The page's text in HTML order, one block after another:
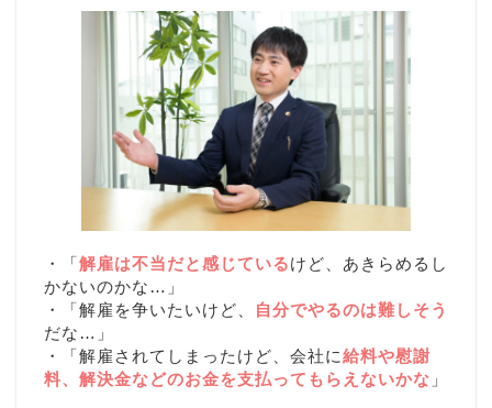
・「解雇は不当だと感じているけど、あきらめるし
かないのかな…」
・「解雇を争いたいけど、
自分でやるのは難しそう
だな…」
・「解雇されてしまったけど、会社に給料や慰謝
料、解決金などのお金を支払ってもらえないかな 」